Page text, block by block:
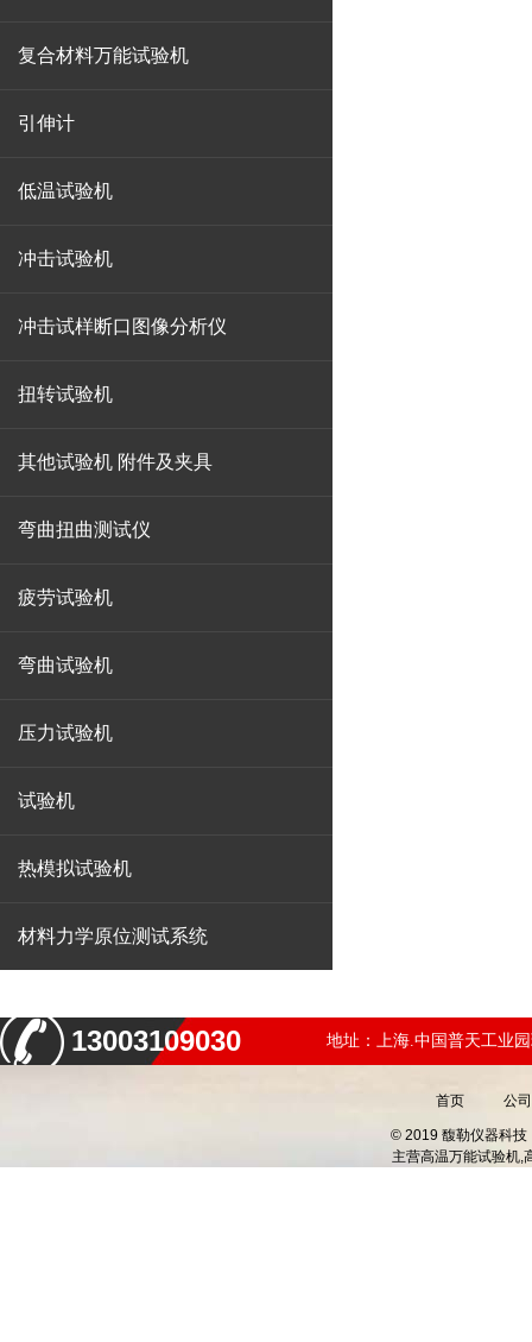
复合材料万能试验机
引伸计
低温试验机
冲击试验机
冲击试样断口图像分析仪
扭转试验机
其他试验机 附件及夹具
弯曲扭曲测试仪
疲劳试验机
弯曲试验机
压力试验机
试验机
热模拟试验机
材料力学原位测试系统
13003109030 地址：上海.中国普天工业
首页 公
© 2019 馥勒仪器科技
主营高温万能试验机,